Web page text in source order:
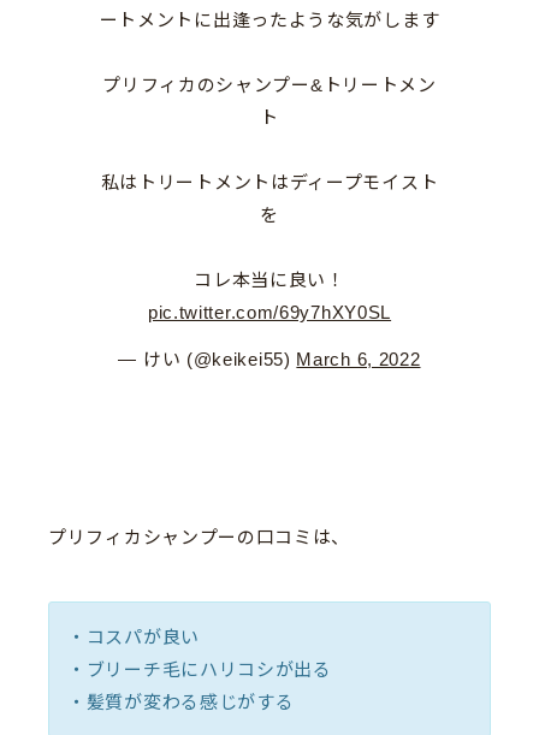
ートメントに出逢ったような気がします
プリフィカのシャンプー&トリートメン
ト
私はトリートメントはディープモイスト
を
コレ本当に良い！
pic.twitter.com/69y7hXY0SL
— けい (@keikei55) March 6, 2022
プリフィカシャンプーの口コミは、
・コスパが良い
・ブリーチ毛にハリコシが出る
・髪質が変わる感じがする